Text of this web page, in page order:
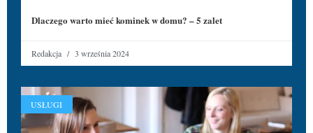
Dlaczego warto mieć kominek w domu? – 5 zalet
Redakcja 3 września 2024
USŁUGI